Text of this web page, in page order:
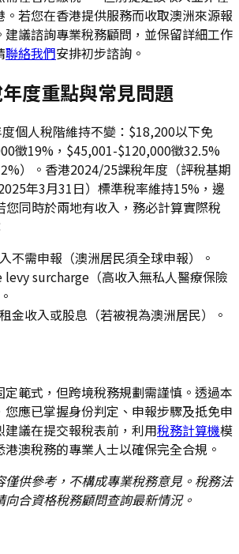
若您在香港提供服務而收取澳洲來源報
議諮詢專業稅務顧問，並保留詳細工作
聯絡我們安排初步諮詢。
度重點與常見問題
個人稅階維持不變：$18,200以下免
徵19%，$45,001-$120,000徵32.5%
2%）。香港2024/25課稅年度（評稅基期
年3月31日）標準稅率維持15%，邊
您同時於兩地有收入，務必計算實際稅
不需申報（澳洲居民須全球申報）。
surcharge（高收入無私人醫療保險
金收入或股息（若被視為澳洲居民）。
範式，但跨境稅務規劃需謹慎。透過本
您應已掌握身份判定、申報步驟及抵免申
議在提交報稅表前，利用稅務計算機模
澳稅務的專業人士以確保完全合規。
僅供參考，不構成專業稅務意見。稅務法
合資格稅務顧問查詢最新情況。